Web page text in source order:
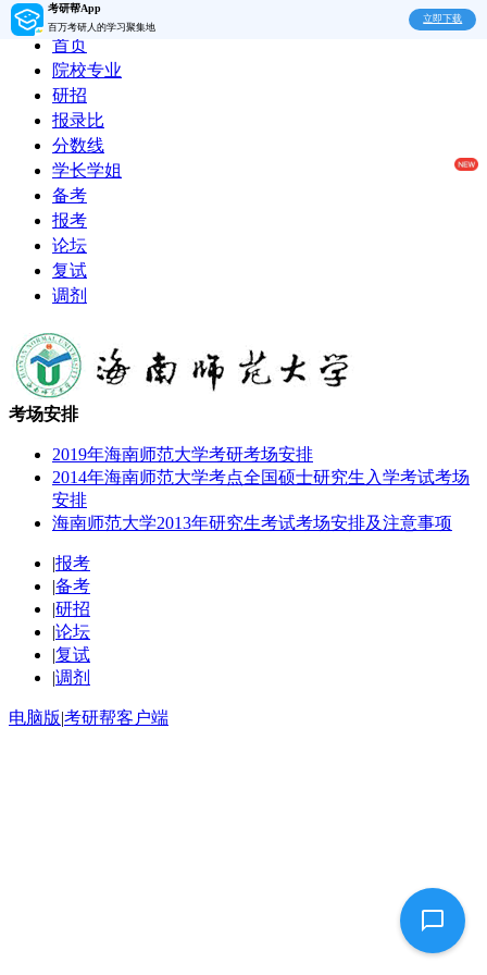
考研帮App
百万考研人的学习聚集地
立即下载
首页
院校专业
研招
报录比
分数线
学长学姐
备考
报考
论坛
复试
调剂
考场安排
2019年海南师范大学考研考场安排
2014年海南师范大学考点全国硕士研究生入学考试考场
安排
海南师范大学2013年研究生考试考场安排及注意事项
|报考
|备考
|研招
|论坛
|复试
|调剂
电脑版|考研帮客户端